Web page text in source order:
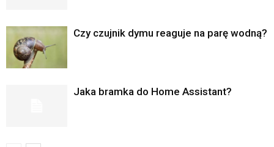
Czy czujnik dymu reaguje na parę wodną?
Jaka bramka do Home Assistant?